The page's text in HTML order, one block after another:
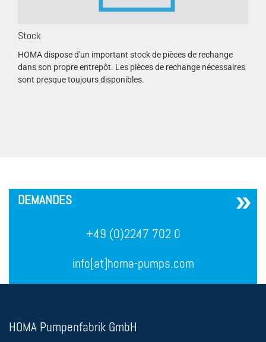
Stock
HOMA dispose d'un important stock de pièces de rechange
dans son propre entrepôt. Les pièces de rechange nécessaires
sont presque toujours disponibles.
DEMANDES
+49 (0)2247 702 0
info[at]homa-pumps.com
HOMA Pumpenfabrik GmbH